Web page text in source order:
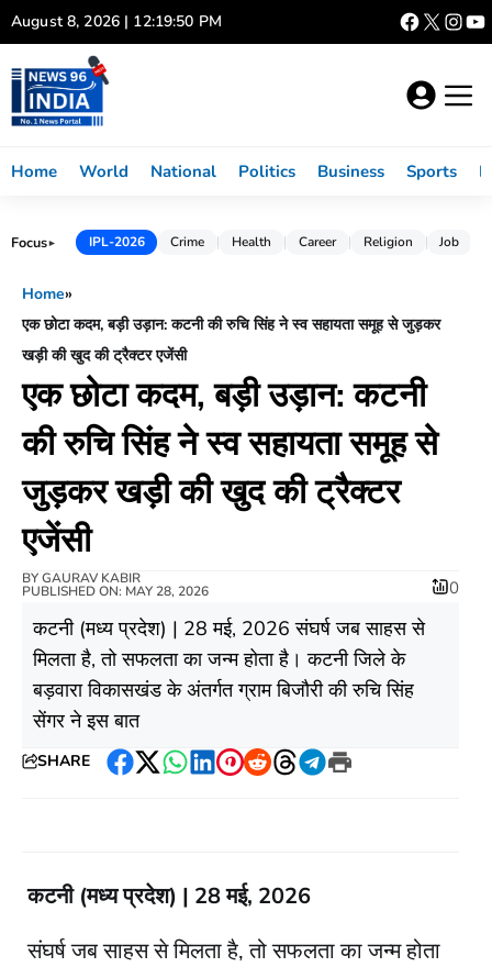
Skip
to
content
August 8, 2026 | 12:19:51 PM
Home World National Politics Business Sports
Focus► IPL-2026 Crime Health Career Religion Job
Home»
एक छोटा कदम, बड़ी उड़ान: कटनी की रुचि सिंह ने स्व सहायता समूह से जुड़कर
खड़ी की खुद की ट्रैक्टर एजेंसी
एक छोटा कदम, बड़ी उड़ान: कटनी
की रुचि सिंह ने स्व सहायता समूह से
जुड़कर खड़ी की खुद की ट्रैक्टर
एजेंसी
BYGAURAV KABIR
PUBLISHED ON: MAY 28, 2026 0
​कटनी (मध्य प्रदेश) | 28 मई, 2026 ​संघर्ष जब साहस से
मिलता है, तो सफलता का जन्म होता है। कटनी जिले के
बड़वारा विकासखंड के अंतर्गत ग्राम बिजौरी की रुचि सिंह
सेंगर ने इस बात
SHARE
Facebook
Twitter
WhatsApp
LinkedIn
Pinterest
RedditThreads
Telegram
Print
कटनी (मध्य प्रदेश) | 28 मई, 2026
​संघर्ष जब साहस से मिलता है, तो सफलता का जन्म होता